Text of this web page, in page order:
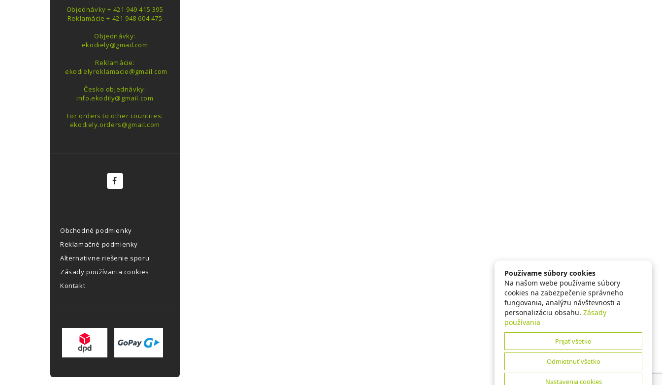
Objednávky + 421 949 415 395
Reklamácie + 421 948 604 475
Objednávky:
ekodiely@gmail.com
Reklamácie:
ekodielyreklamacie@gmail.com
Česko objednávky:
info.ekodily@gmail.com
For orders to other countries:
ekodiely.orders@gmail.com
Obchodné podmienky
Reklamačné podmienky
Alternativne riešenie sporu
Zásady používania cookies
Kontakt
Používame súbory cookies
Na našom webe používame súbory
cookies na zabezpečenie správneho
fungovania, analýzu návštevnosti a
personalizáciu obsahu. Zásady
používania
Prijať všetko
Odmietnuť všetko
Nastavenia cookies